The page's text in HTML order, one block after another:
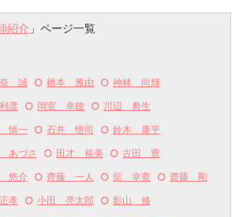
紹介 」ページ一覧
誠 橋本 雅由 神林 尚輝
彦 岡室 幸穂 川辺 典生
慎一 石井 悟司 鈴木 康平
あづさ 田才 裕美 古田 豊
悠介 齊藤 一人 舘 幸寛 齋藤 剛
孝 小田 亮太郎 影山 修